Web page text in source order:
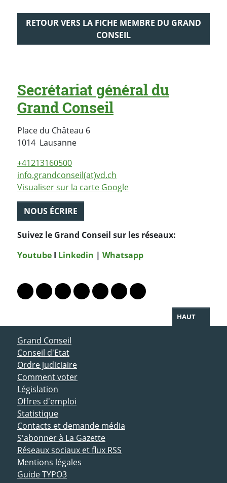
RETOUR VERS LA FICHE MEMBRE DU GRAND
CONSEIL
Secrétariat général du
Grand Conseil
Place du Château 6
1014 LausanneSuisse
+41213160500
info.grandconseil(at)vd.ch
Visualiser sur la carte Google
NOUS ÉCRIRE
Suivez le Grand Conseil sur les réseaux:
Youtube I Linkedin | Whatsapp
Lien vers le profil Mastodon
Lien vers le profil Bluesky
Lien vers le profil Instagram
Lien vers le profil Linkedin
Lien vers le profil Facebook
Lien vers le profil Twitter
Partager par WhatsApp
HAUT
ACCÈS DIRECT
Grand Conseil
Conseil d'Etat
Ordre judiciaire
Comment voter
Législation
Offres d'emploi
Statistique
Contacts et demande média
S'abonner à La Gazette
Réseaux sociaux et flux RSS
Mentions légales
Guide TYPO3